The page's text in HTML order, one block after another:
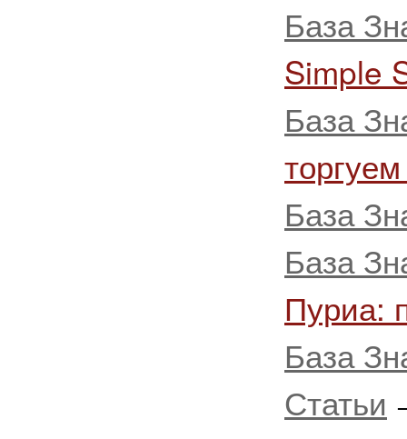
База
Simple
База
База
База
Пуриа:
База
Статьи